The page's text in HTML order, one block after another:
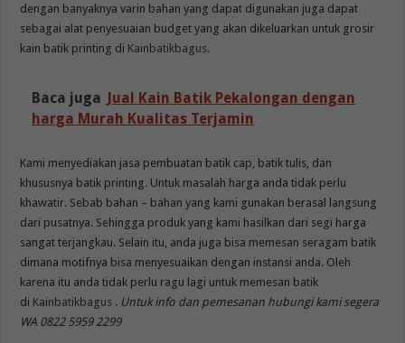
dengan banyaknya varin bahan yang dapat digunakan juga dapat
sebagai alat penyesuaian budget yang akan dikeluarkan untuk grosir
kain batik printing di Kainbatikbagus.
Baca juga Jual Kain Batik Pekalongan dengan
harga Murah Kualitas Terjamin
Kami menyediakan jasa pembuatan batik cap, batik tulis, dan
khususnya batik printing. Untuk masalah harga anda tidak perlu
khawatir. Sebab bahan – bahan yang kami gunakan berasal langsung
dari pusatnya. Sehingga produk yang kami hasilkan dari segi harga
sangat terjangkau. Selain itu, anda juga bisa memesan seragam batik
dimana motifnya bisa menyesuaikan dengan instansi anda. Oleh
karena itu anda tidak perlu ragu lagi untuk memesan batik
di Kainbatikbagus . Untuk info dan pemesanan hubungi kami segera
WA 0822 5959 2299